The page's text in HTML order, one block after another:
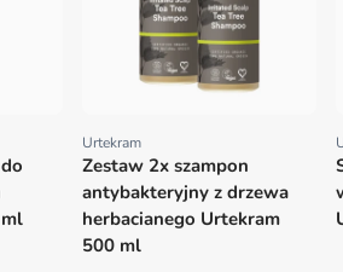
Proveedor:
Urtekram
Zestaw 2x szampon
antybakteryjny z drzewa
herbacianego Urtekram
500 ml